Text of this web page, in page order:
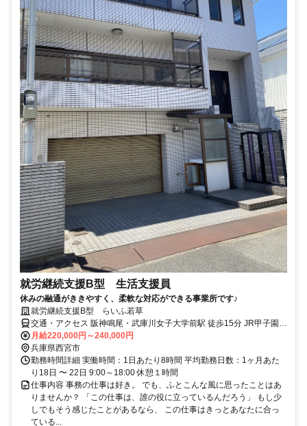
就労継続支援B型 生活支援員
休みの融通がききやすく、柔軟な対応ができる事業所です♪
就労継続支援B型 らいふ若草
交通・アクセス 阪神鳴尾・武庫川女子大学前駅 徒歩15分 JR甲子園口
徒歩15分
月給220,000円～240,000円
兵庫県西宮市
勤務時間詳細 実働時間：1日あたり8時間 平均勤務日数：1ヶ月あた
り18日 〜 22日 9:00～18:00 休憩１時間
仕事内容 事務の仕事は好き。 でも、ふとこんな風に思ったことはあ
りませんか？ 「この仕事は、誰の役に立っているんだろう」 もし少
しでもそう感じたことがあるなら、 この仕事はきっとあなたに合っ
ている...